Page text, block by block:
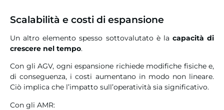
Scalabilità e costi di espansione
Un altro elemento spesso sottovalutato è la capacità di
crescere nel tempo.
Con gli AGV, ogni espansione richiede modifiche fisiche e,
di conseguenza, i costi aumentano in modo non lineare.
Ciò implica che l’impatto sull’operatività sia significativo.
Con gli AMR: